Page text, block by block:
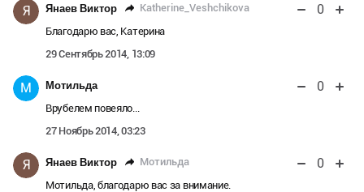
Я Янаев Виктор Katherine_Veshchikova 0
Благодарю вас, Катерина
29 Сентябрь 2014, 13:09
М Мотильда 0
Врубелем повеяло...
27 Ноябрь 2014, 03:23
Я Янаев Виктор Мотильда 0
Мотильда, благодарю вас за внимание.